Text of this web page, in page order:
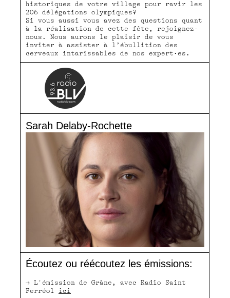
historiques de votre village pour ravir les
206 délégations olympiques?
Si vous aussi vous avez des questions quant
à la réalisation de cette fête, rejoignez-
nous. Nous aurons le plaisir de vous
inviter à assister à l’ébullition des
cerveaux intarissables de nos expert·es.
Sarah Delaby-Rochette
Écoutez ou réécoutez les émissions:
→ L'émission de Grâne, avec Radio Saint
Ferréol ici